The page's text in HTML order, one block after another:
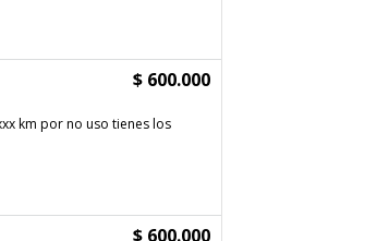
$ 600.000
km por no uso tienes los
$ 600.000